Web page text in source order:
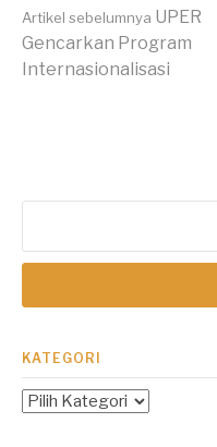
Lanjut
Artikel sebelumnya UPER
Gencarkan Program
Internasionalisasi
KATEGORI
Kategori